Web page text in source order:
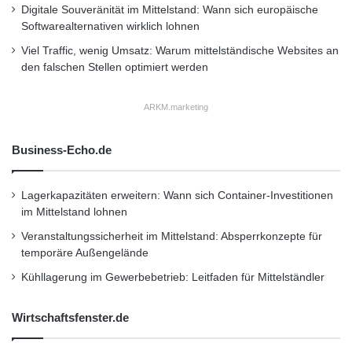
Digitale Souveränität im Mittelstand: Wann sich europäische
Softwarealternativen wirklich lohnen
Viel Traffic, wenig Umsatz: Warum mittelständische Websites an
den falschen Stellen optimiert werden
ARKM.marketing
Business-Echo.de
Lagerkapazitäten erweitern: Wann sich Container-Investitionen
im Mittelstand lohnen
Veranstaltungssicherheit im Mittelstand: Absperrkonzepte für
temporäre Außengelände
Kühllagerung im Gewerbebetrieb: Leitfaden für Mittelständler
Wirtschaftsfenster.de